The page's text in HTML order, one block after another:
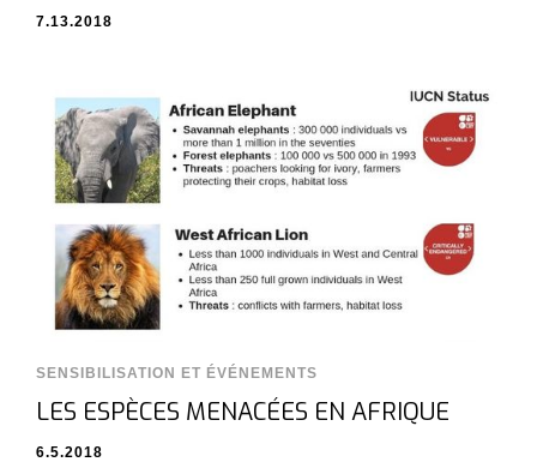
7.13.2018
SENSIBILISATION ET ÉVÉNEMENTS
LES ESPÈCES MENACÉES EN AFRIQUE
6.5.2018